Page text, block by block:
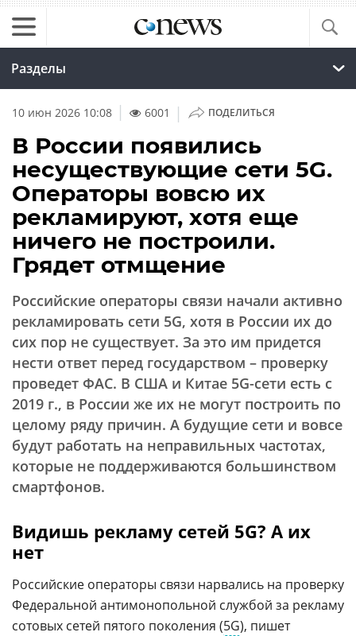
Разделы
10 июн 2026 10:08 6001 | ПОДЕЛИТЬСЯ
В России появились
несуществующие сети 5G.
Операторы вовсю их
рекламируют, хотя еще
ничего не построили.
Грядет отмщение
Российские операторы связи начали активно
рекламировать сети 5G, хотя в России их до
сих пор не существует. За это им придется
нести ответ перед государством – проверку
проведет ФАС. В США и Китае 5G-сети есть с
2019 г., в России же их не могут построить по
целому ряду причин. А будущие сети и вовсе
будут работать на неправильных частотах,
которые не поддерживаются большинством
смартфонов.
Видишь рекламу сетей 5G? А их
нет
Российские операторы связи нарвались на проверку
Федеральной антимонопольной службой за рекламу
сотовых сетей пятого поколения (5G), пишет